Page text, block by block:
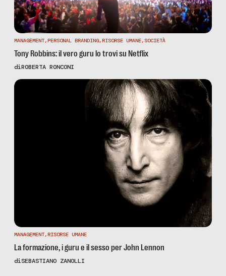
MANAGEMENT,PERSONAL BRANDING,RISORSE UMANE, SOCIETÀ
Tony Robbins: il vero guru lo trovi su Netflix
diROBERTA RONCONI
MANAGEMENT,RISORSE UMANE
La formazione, i guru e il sesso per John Lennon
diSEBASTIANO ZANOLLI